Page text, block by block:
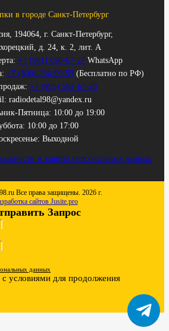
в городе Санкт-Петербург
194064, г. Санкт-Петербург,
д. 24, к. 2, лит. А
+7 (981) 696-67-27WhatsApp
+7 (800) 234-99-59 (Бесплатно по РФ)
+7 (995) 592-67-20
radiodetal98@yandex.ru
Пятница: 10:00 до 19:00
10:00 до 17:00
Выходной
и защита персональных данных
Все права защищены. 2026 г.
сайтов Jusite.pro
Запрос
данных
условиями для продолжения